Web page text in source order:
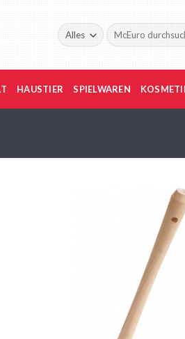
Suche
nach:
HAUSTIER SPIELWAREN